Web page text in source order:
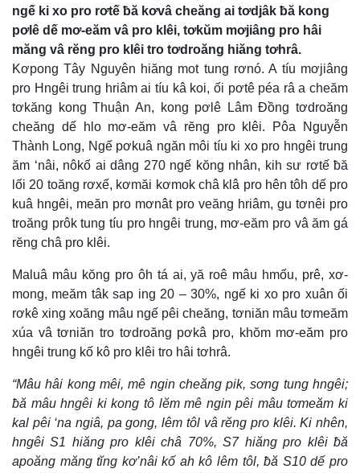
ngế ki xo pro rơtế ƀă kơvâ cheăng ai tơdjâk ƀă kong
pơlê dế mơ-eăm vâ pro klêi, tơkŭm mơjiâng pro hâi
măng vâ rĕng pro klêi tro tơdroăng hiăng tơhrâ.
Kơpong Tây Nguyên hiăng mot tung rơnó. A tíu mơjiâng
pro Hngêi trung hriâm ai tíu kâ koi, ối pơtê péa râ a cheăm
tơkăng kong Thuận An, kong pơlê Lâm Đồng tơdroăng
cheăng dế hlo mơ-eăm vâ rĕng pro klêi. Pôa Nguyễn
Thành Long, Ngế pơkuâ ngăn môi tíu ki xo pro hngêi trung
ăm ‘nâi, nôkố ai dâng 270 ngế kŏng nhân, kih sư rơtế ƀă
lối 20 toăng rơxế, kơmăi kơmok châ klâ pro hên tôh dế pro
kuâ hngêi, meăn pro mơnât pro veăng hriâm, gu tơnêi pro
troăng prôk tung tíu pro hngêi trung, mơ-eăm pro vâ ăm gá
rĕng châ pro klêi.
Maluâ mâu kŏng pro ôh tá ai, yă roê mâu hmốu, prê, xơ-
mong, meăm tâk sap ing 20 – 30%, ngế ki xo pro xuân ối
rơkê xing xoăng mâu ngế pêi cheăng, tơniăn mâu tơmeăm
xúa vâ tơniăn tro tơdroăng pơkâ pro, khŏm mơ-eăm pro
hngêi trung kố kô pro klêi tro hâi tơhrâ.
“Mâu hâi kong mêi, mê ngin cheăng pik, sơng tung hngêi;
ƀă mâu hngêi ki kong tô lĕm mê ngin pêi mâu tơmeăm ki
kal pêi ‘na ngiâ, pa gong, lêm tôl vâ rĕng pro klêi. Ki nhên,
hngêi S1 hiăng pro klêi châ 70%, S7 hiăng pro klêi ƀă
apoăng măng tĭng kơ’nâi kố ah kô lêm tôl, ƀă S10 dế pro